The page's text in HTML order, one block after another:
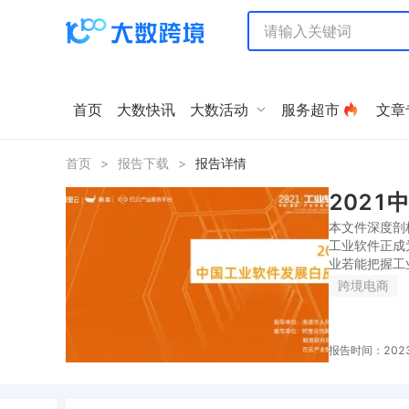
首页 大数快讯 大数活动 服务超市 文章
首页 > 报告下载 > 报告详情
2021
本文件深度
工业软件正
业若能把握
跨境电商
报告时间：